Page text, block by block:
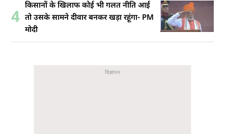
4
किसानों के खिलाफ कोई भी गलत नीति आई
तो उसके सामने दीवार बनकर खड़ा रहूंगा- PM
मोदी